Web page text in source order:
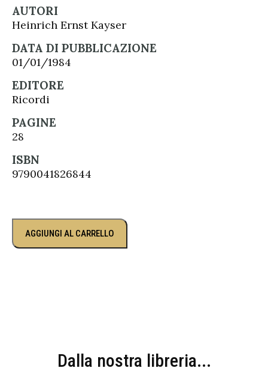
AUTORI
Heinrich Ernst Kayser
DATA DI PUBBLICAZIONE
01/01/1984
EDITORE
Ricordi
PAGINE
28
ISBN
9790041826844
AGGIUNGI AL CARRELLO
Dalla nostra libreria...